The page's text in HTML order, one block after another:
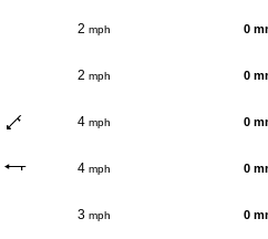
2 mph 0
2 mph 0
4 mph 0
4 mph 0
3 mph 0